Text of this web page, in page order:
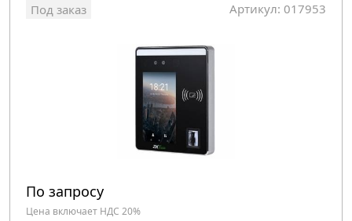
Под заказ Артикул: 017953
По запросу
Цена включает НДС 20%